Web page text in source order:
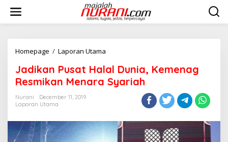
content
Homepage / Laporan Utama
Halal
Dunia,
Kemenag
Jadikan Pusat Halal Dunia, Kemenag
Resmikan Menara Syariah
Nurani
December 11, 2019
Laporan Utama